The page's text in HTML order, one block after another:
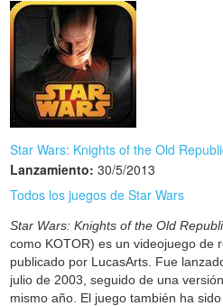
Star Wars: Knights of the Old
Lanzamiento: 30/5/2013
Todos los juegos de Star Wars
Star Wars: Knights of the Old
como KOTOR) es un videojuego de
publicado por LucasArts. Fue
julio de 2003, seguido de una
mismo año. El juego también ha